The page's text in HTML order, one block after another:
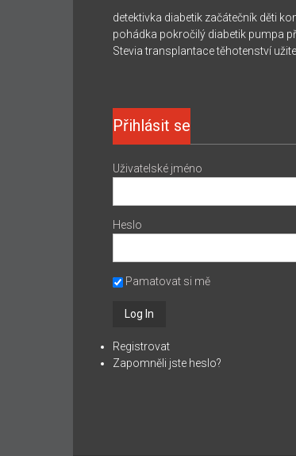
detektivka diabetik začátečník děti
pohádka pokročilý diabetik pumpa
Stevia transplantace těhotenství
Přihlásit se
Uživatelské jméno
Heslo
Pamatovat si mě
Registrovat
Zapomněli jste heslo?